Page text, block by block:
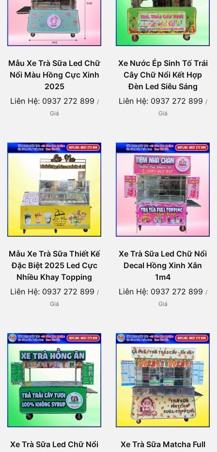
Mẫu Xe Trà Sữa Led Chữ
Nổi Màu Hồng Cực Xinh
2025
Liên Hệ: 0937 272 899 /
Giá
Xe Nước Ép Sinh Tố Trái
Cây Chữ Nổi Kết Hợp
Đèn Led Siêu Sáng
Liên Hệ: 0937 272 899 /
Giá
Mẫu Xe Trà Sữa Thiết Kế
Đặc Biệt 2025 Led Cực
Nhiều Khay Topping
Liên Hệ: 0937 272 899 /
Giá
Xe Trà Sữa Led Chữ Nổi
Decal Hồng Xinh Xắn
1m4
Liên Hệ: 0937 272 899 /
Giá
Xe Trà Sữa Led Chữ Nổi
Xe Trà Sữa Matcha Full